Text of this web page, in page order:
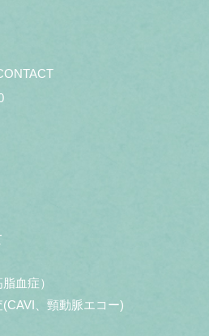
血症）
、頸動脈エコー)